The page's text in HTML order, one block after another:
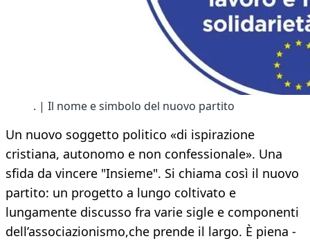
. | Il nome e simbolo del nuovo partito
Un nuovo soggetto politico «di ispirazione
cristiana, autonomo e non confessionale». Una
sfida da vincere "Insieme". Si chiama così il nuovo
partito: un progetto a lungo coltivato e
lungamente discusso fra varie sigle e componenti
dell’associazionismo,che prende il largo. È piena -